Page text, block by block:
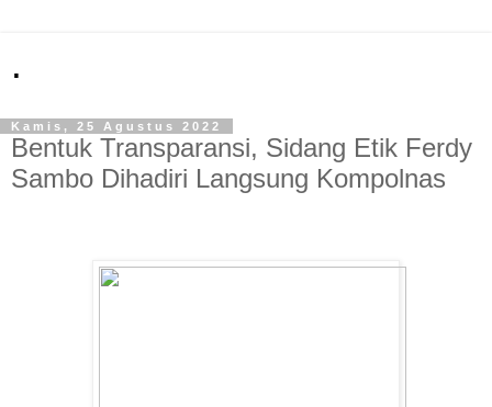
.
Kamis, 25 Agustus 2022
Bentuk Transparansi, Sidang Etik Ferdy
Sambo Dihadiri Langsung Kompolnas